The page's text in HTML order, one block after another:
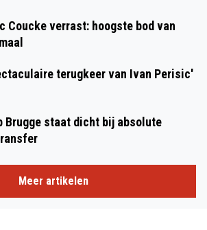
Coucke verrast: hoogste bod van
terugkeer van Ivan Perisic'
Brugge staat dicht bij absolute
Meer artikelen